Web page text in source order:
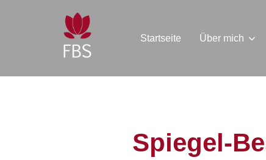
Startseite Über mich
Spiegel-